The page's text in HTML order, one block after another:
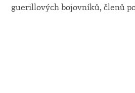
guerillových bojovníků, členů